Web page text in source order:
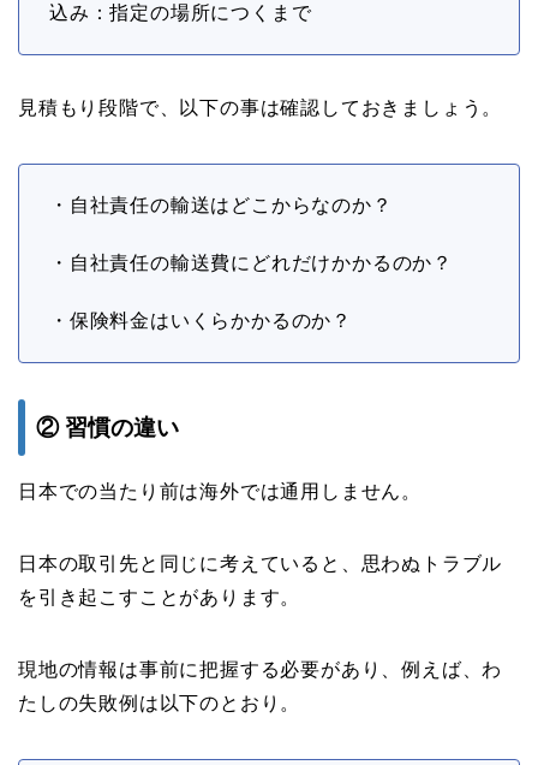
込み：指定の場所につくまで
見積もり段階で、以下の事は確認しておきましょう。
・自社責任の輸送はどこからなのか？
・自社責任の輸送費にどれだけかかるのか？
・保険料金はいくらかかるのか？
②習慣の違い
日本での当たり前は海外では通用しません。
日本の取引先と同じに考えていると、思わぬトラブル
を引き起こすことがあります。
現地の情報は事前に把握する必要があり、例えば、わ
たしの失敗例は以下のとおり。